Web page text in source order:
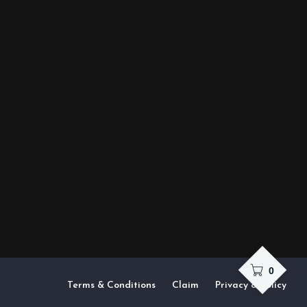
Terms & Conditions Claim Privacy & Policy
0